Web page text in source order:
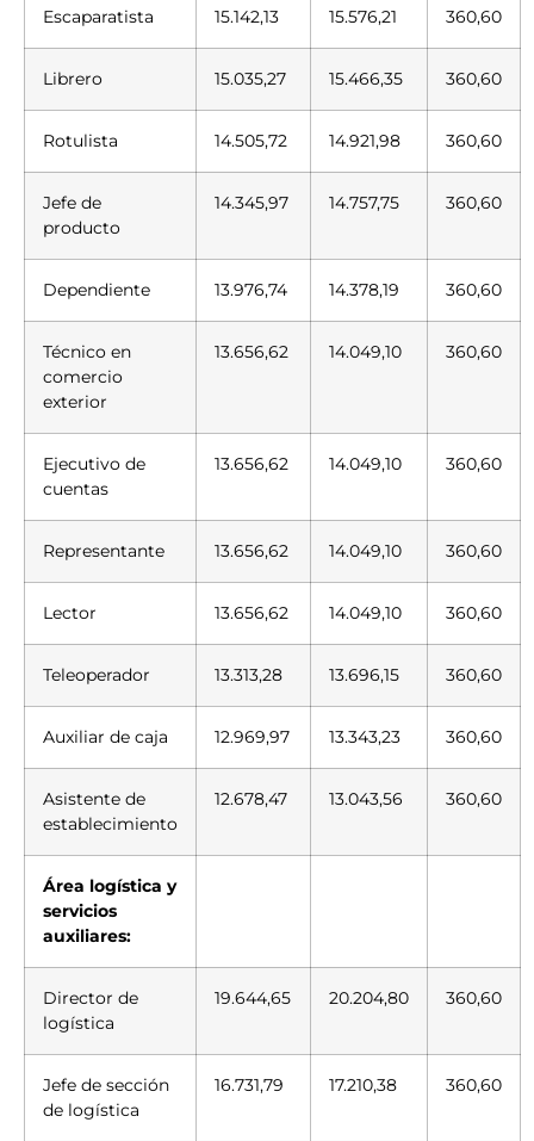
Escaparatista 15.142,13 15.576,21 360,60
Librero 15.035,27 15.466,35 360,60
Rotulista 14.505,72 14.921,98 360,60
Jefe de
producto
14.345,97 14.757,75 360,60
Dependiente 13.976,74 14.378,19 360,60
Técnico en
comercio
exterior
13.656,62 14.049,10 360,60
Ejecutivo de
cuentas
13.656,62 14.049,10 360,60
Representante 13.656,62 14.049,10 360,60
Lector 13.656,62 14.049,10 360,60
Teleoperador 13.313,28 13.696,15 360,60
Auxiliar de caja 12.969,97 13.343,23 360,60
Asistente de
establecimiento
12.678,47 13.043,56 360,60
Área logística y
servicios
auxiliares:
Director de
logística
19.644,65 20.204,80 360,60
Jefe de sección
de logística
16.731,79 17.210,38 360,60